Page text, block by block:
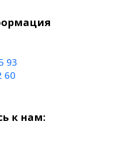
уплотнитель. Многие
и безопасную езду, а также
того, в магазине доступно много
можно купить для преображения
93
60
к нам: